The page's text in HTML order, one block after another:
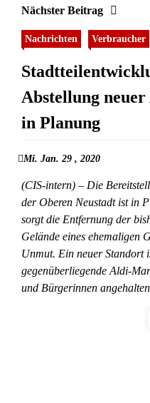
Nächster Beitrag
Nachrichten Verbraucher
Abstellung
in Planung
Mi. Jan. 29 , 2020
(CIS-intern) – Die
der Oberen Neustadt ist in
sorgt die Entfernung der
Gelände eines ehemaligen
Unmut. Ein neuer Standort
gegenüberliegende Aldi-
und Bürgerinnen